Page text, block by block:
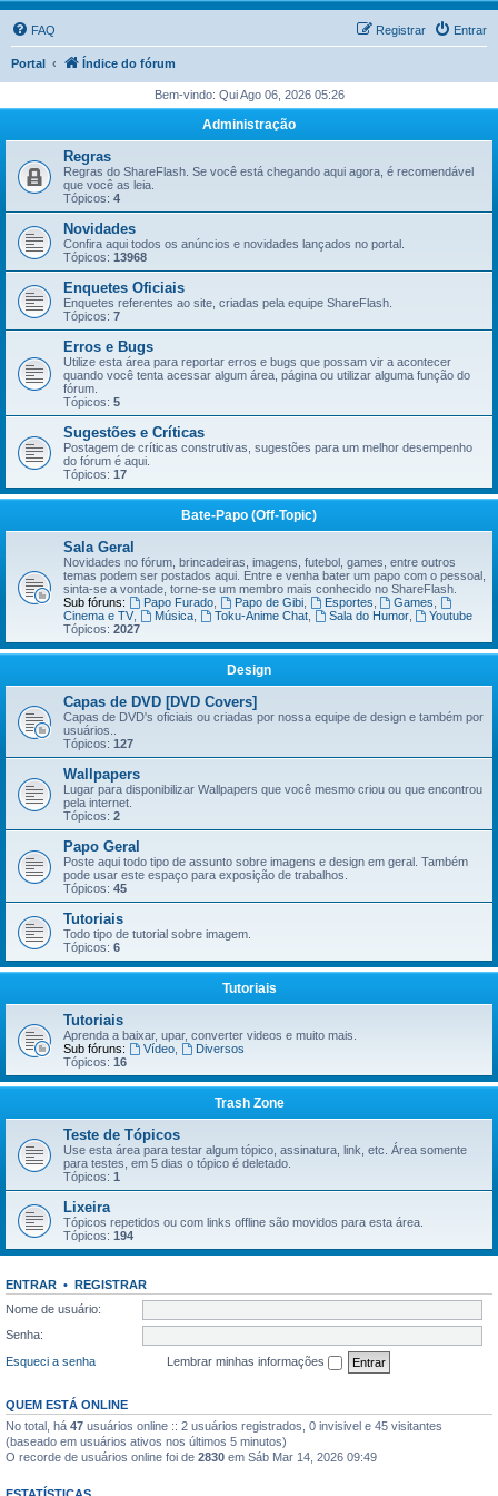
FAQ Entrar
Registrar
Portal Índice do fórum
Bem-vindo: Qui Ago 06, 2026 05:26
Administração
Regras
Regras do ShareFlash. Se você está chegando aqui agora, é recomendável
que você as leia.
Tópicos: 4
Novidades
Confira aqui todos os anúncios e novidades lançados no portal.
Tópicos: 13968
Enquetes Oficiais
Enquetes referentes ao site, criadas pela equipe ShareFlash.
Tópicos: 7
Erros e Bugs
Utilize esta área para reportar erros e bugs que possam vir a acontecer
quando você tenta acessar algum área, página ou utilizar alguma função do
fórum.
Tópicos: 5
Sugestões e Críticas
Postagem de críticas construtivas, sugestões para um melhor desempenho
do fórum é aqui.
Tópicos: 17
Bate-Papo (Off-Topic)
Sala Geral
Novidades no fórum, brincadeiras, imagens, futebol, games, entre outros
temas podem ser postados aqui. Entre e venha bater um papo com o pessoal,
sinta-se a vontade, torne-se um membro mais conhecido no ShareFlash.
Sub fóruns:
Papo Furado, Papo de Gibi, Esportes Games
Cinema e TV, Música, Toku-Anime Chat, Sala do Humor,
Youtube
Tópicos: 2027
Design
Capas de DVD [DVD Covers]
Capas de DVD's oficiais ou criadas por nossa equipe de design e também por
usuários..
Tópicos: 127
Wallpapers
Lugar para disponibilizar Wallpapers que você mesmo criou ou que encontrou
pela internet.
Tópicos: 2
Papo Geral
Poste aqui todo tipo de assunto sobre imagens e design em geral. Também
pode usar este espaço para exposição de trabalhos.
Tópicos: 45
Tutoriais
Todo tipo de tutorial sobre imagem.
Tópicos: 6
Tutoriais
Tutoriais
Aprenda a baixar, upar, converter videos e muito mais.
Sub fóruns:
Vídeo,
Diversos
Tópicos: 16
Trash Zone
Teste de Tópicos
Use esta área para testar algum tópico, assinatura, link, etc. Área somente
para testes, em 5 dias o tópico é deletado.
Tópicos: 1
Lixeira
Tópicos repetidos ou com links offline são movidos para esta área.
Tópicos: 194
ENTRAR • REGISTRAR
Nome de usuário:
Senha:
Esqueci a senha
Lembrar minhas informações
QUEM ESTÁ ONLINE
No total, há 47 usuários online :: 2 usuários registrados, 0 invisivel e 45 visitantes
(baseado em usuários ativos nos últimos 5 minutos)
O recorde de usuários online foi de 2830 em Sáb Mar 14, 2026 09:49
ESTATÍSTICAS